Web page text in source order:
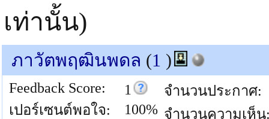
เท่านั้น)
ภาวัตพฤฒินพดล (1 )
Feedback Score:
1
เปอร์เซนต์พอใจ:
100%
จำนวนประกาศ:
จำนวนความเห็น